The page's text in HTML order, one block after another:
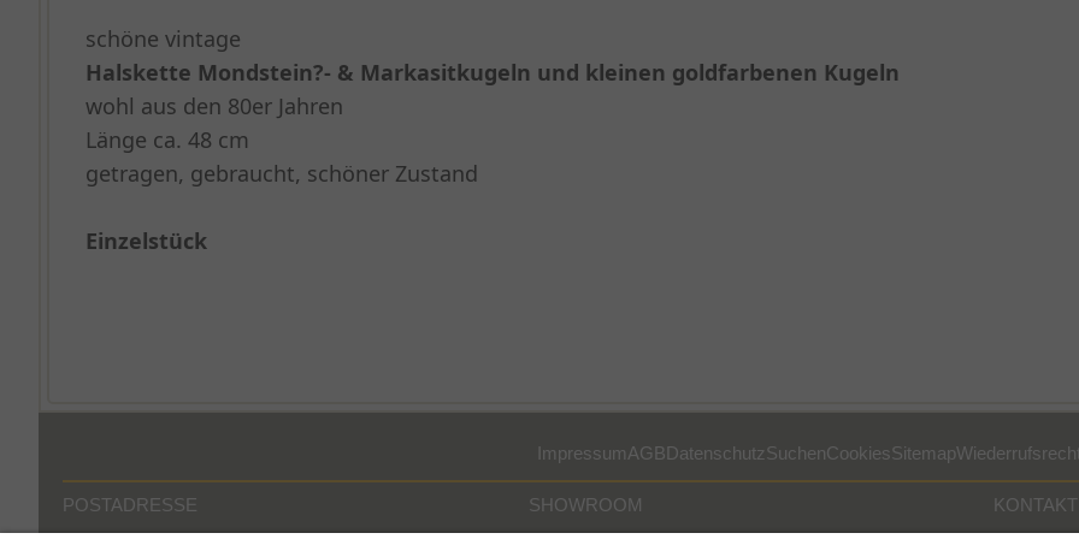
schöne vintage
Halskette Mondstein?- & Markasitkugeln und kleinen goldfarbenen Kugeln
wohl aus den 80er Jahren
Länge ca. 48 cm
getragen, gebraucht, schöner Zustand
Einzelstück
ImpressumAGBDatenschutzSuchenCookiesSitemap
POSTADRESSE SHOWROOM
KONTAKT